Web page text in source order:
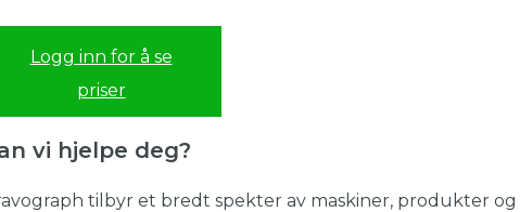
Logg inn for å se
priser
vi hjelpe deg?
tilbyr et bredt spekter av maskiner, produkter